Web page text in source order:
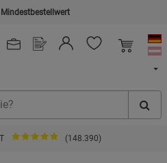
Mindestbestellwert
(148.390)